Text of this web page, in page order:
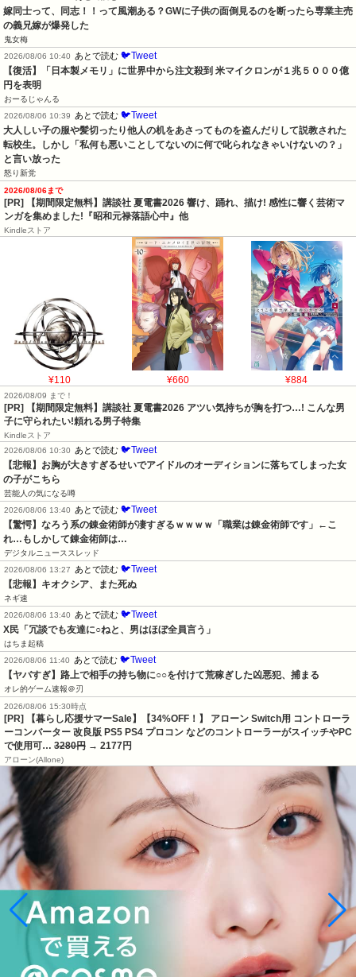
嫁同士って、同志！！って風潮ある？GWに子供の面倒見るのを断ったら専業主売
の義兄嫁が爆発した
鬼女梅
2026/08/06 10:40
あとで読む 🐦Tweet
【復活】「日本製メモリ」に世界中から注文殺到 米マイクロンが１兆５０００億
円を表明
おーるじゃんる
2026/08/06 10:39
あとで読む 🐦Tweet
大人しい子の服や髪切ったり他人の机をあさってものを盗んだりして説教された
転校生。しかし「私何も悪いことしてないのに何で叱られなきゃいけないの？」
と言い放った
怒り新党
2026/08/06まで
[PR] 【期間限定無料】講談社 夏電書2026 響け、踊れ、描け! 感性に響く芸術マ
ンガを集めました!『昭和元禄落語心中』他
Kindleストア
¥110 ¥660 ¥884
2026/08/09 まで！
[PR] 【期間限定無料】講談社 夏電書2026 アツい気持ちが胸を打つ…! こんな男
子に守られたい!頼れる男子特集
Kindleストア
2026/08/06 10:30 あとで読む 🐦Tweet
【悲報】お胸が大きすぎるせいでアイドルのオーディションに落ちてしまった女
の子がこちら
芸能人の気になる噂
2026/08/06 13:40 あとで読む 🐦Tweet
【驚愕】なろう系の錬金術師が凄すぎるｗｗｗｗ「職業は錬金術師です」←こ
れ…もしかして錬金術師は…
デジタルニューススレッド
2026/08/06 13:27 あとで読む 🐦Tweet
【悲報】キオクシア、また死ぬ
ネギ速
2026/08/06 13:40 あとで読む 🐦Tweet
X民「冗談でも友達に○ねと、男はほぼ全員言う」
はちま起稿
2026/08/06 11:40 あとで読む 🐦Tweet
【ヤバすぎ】路上で相手の持ち物に○○を付けて荒稼ぎした凶悪犯、捕まる
オレ的ゲーム速報＠刃
2026/08/06 15:30時点
[PR] 【暮らし応援サマーSale】【34%OFF！】 アローン Switch用 コントローラ
ーコンバーター 改良版 PS5 PS4 プロコン などのコントローラーがスイッチやPC
で使用可… 3280円 → 2177円
アローン(Allone)